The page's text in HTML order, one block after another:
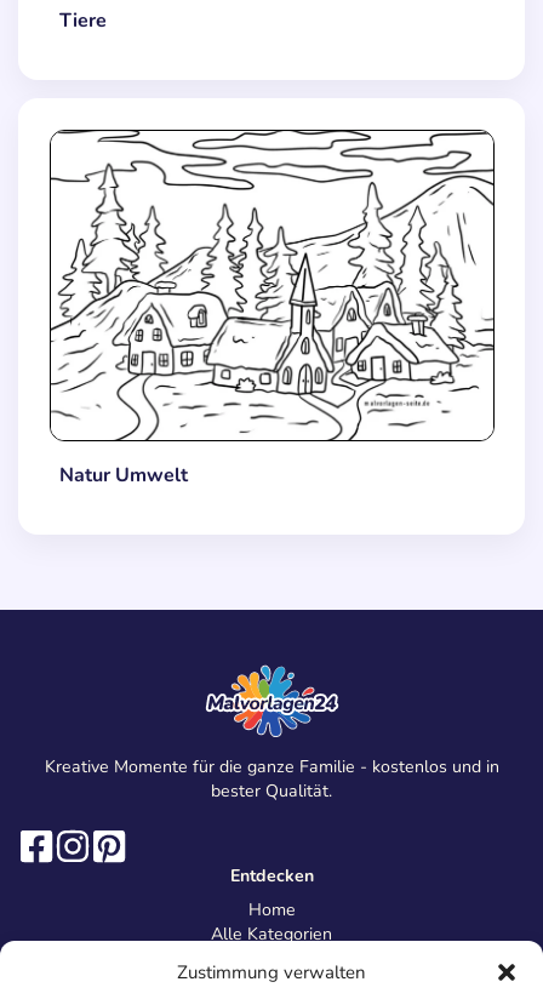
Zustimmung verwalten
Tiere
Natur Umwelt
Kreative Momente für die ganze Familie - kostenlos und in
bester Qualität.
Entdecken
Home
Alle Kategorien
Information